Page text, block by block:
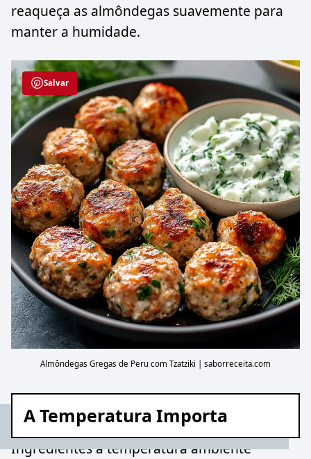
reaqueça as almôndegas suavemente para
manter a humidade.
Salvar
Almôndegas Gregas de Peru com Tzatziki | saborreceita.com
A Temperatura Importa
Ingredientes à temperatura ambiente